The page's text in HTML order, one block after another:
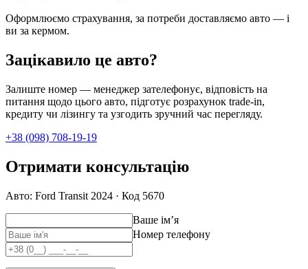
Оформлюємо страхування, за потреби доставляємо авто — і
ви за кермом.
Зацікавило це авто?
Залиште номер — менеджер зателефонує, відповість на
питання щодо цього авто, підготує розрахунок trade-in,
кредиту чи лізингу та узгодить зручний час перегляду.
+38 (098) 708-19-19
Отримати консультацію
Авто: Ford Transit 2024 · Код 5670
Ваше імʼя
Номер телефону